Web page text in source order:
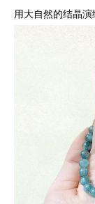
用大自然的结晶演